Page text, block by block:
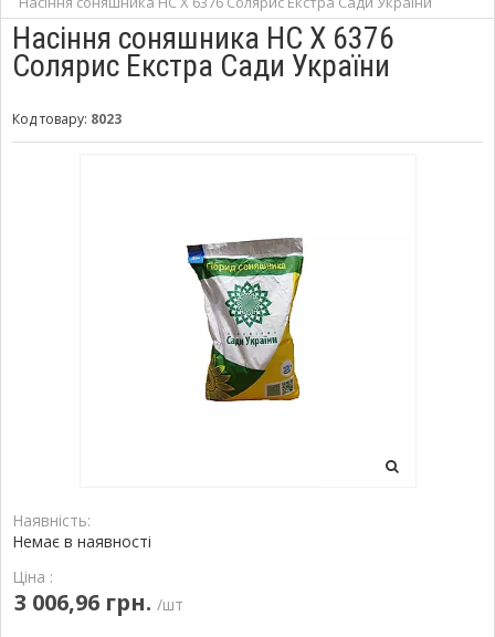
Насіння соняшника НС Х 6376
Солярис Екстра Сади України
Код товару: 8023
Наявність:
Немає в наявності
Ціна :
3 006,96 грн. /шт